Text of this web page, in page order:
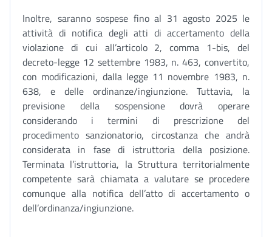
Inoltre, saranno sospese fino al 31 agosto 2025 le
attività di notifica degli atti di accertamento della
violazione di cui all’articolo 2, comma 1-bis, del
decreto-legge 12 settembre 1983, n. 463, convertito,
con modificazioni, dalla legge 11 novembre 1983, n.
638, e delle ordinanze/ingiunzione. Tuttavia, la
previsione della sospensione dovrà operare
considerando i termini di prescrizione del
procedimento sanzionatorio, circostanza che andrà
considerata in fase di istruttoria della posizione.
Terminata l’istruttoria, la Struttura territorialmente
competente sarà chiamata a valutare se procedere
comunque alla notifica dell’atto di accertamento o
dell’ordinanza/ingiunzione.